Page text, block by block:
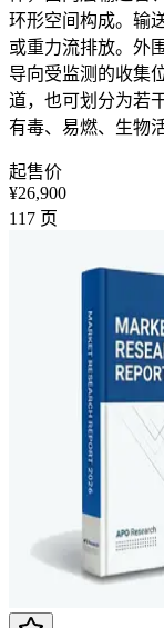
环形空间构成。输
或重力流排放。外
导向受监测的收集
道，也可划分为若
有毒、易燃、生物
起售价
¥26,900
117 页